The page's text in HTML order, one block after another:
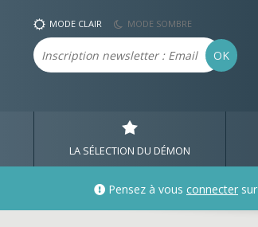
Profil et fiche
MODE CLAIR MODE SOMBRE
Email OK
LA SÉLECTION DU DÉMON
Pensez à vous connecter